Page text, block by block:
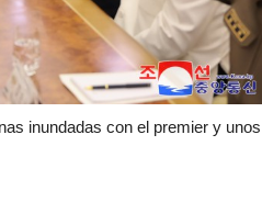
inundadas con el premier y unos